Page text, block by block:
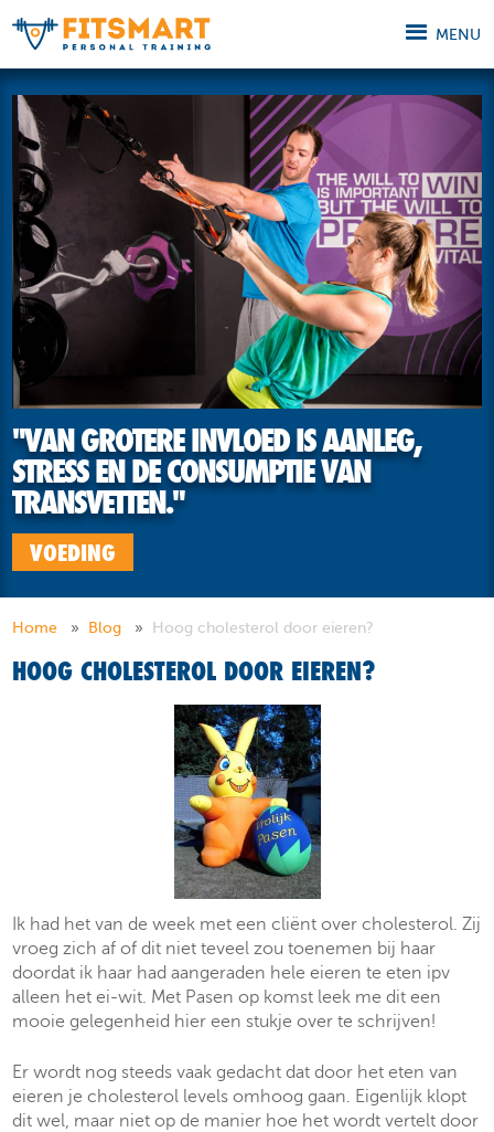
MENU
"VAN GROTERE INVLOED IS AANLEG,
STRESS EN DE CONSUMPTIE VAN
TRANSVETTEN."
VOEDING
Home Blog Hoog cholesterol door eieren?
HOOG CHOLESTEROL DOOR EIEREN?
Ik had het van de week met een cliënt over cholesterol. Zij
vroeg zich af of dit niet teveel zou toenemen bij haar
doordat ik haar had aangeraden hele eieren te eten ipv
alleen het ei-wit. Met Pasen op komst leek me dit een
mooie gelegenheid hier een stukje over te schrijven!
Er wordt nog steeds vaak gedacht dat door het eten van
eieren je cholesterol levels omhoog gaan. Eigenlijk klopt
dit wel, maar niet op de manier hoe het wordt vertelt door